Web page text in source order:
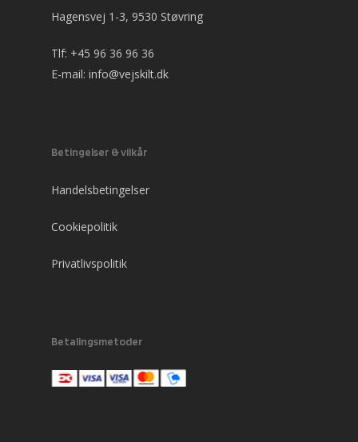
Hagensvej 1-3, 9530 Støvring
Tlf: +45 96 36 96 36
E-mail: info@vejskilt.dk
Betingelser & vilkår
Handelsbetingelser
Cookiepolitik
Privatlivspolitik
Betalingsmetoder